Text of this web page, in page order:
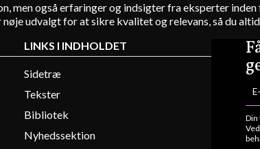
Din
men også erfaringer og indsigter fra eksperter
udvalgt for at sikre kvalitet og relevans, så du
LINKS I INDHOLDET
Sidetræ
Tekster
Bibliotek
Nyhedssektion